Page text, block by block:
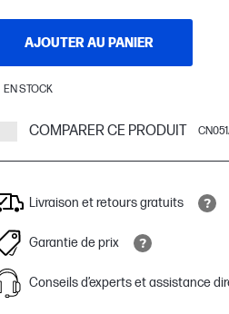
AJOUTER AU PANIER
EN STOCK
COMPARER CE PRODUIT
Livraison et retours gratuits
Garantie de prix
Conseils d’experts et assistance